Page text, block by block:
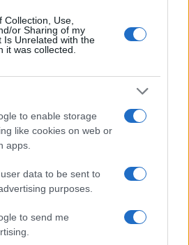
Use,
or Sharing of my
Is Unrelated with the
it was collected.
to enable storage
like cookies on web or
apps.
data to be sent to
purposes.
to send me
tu coche? Apostar por…